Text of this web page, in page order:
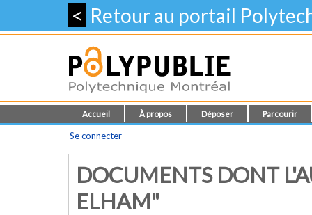
< Retour au portail
Accueil À propos Déposer Parcourir
Se connecter
DOCUMENTS DONT
ELHAM"